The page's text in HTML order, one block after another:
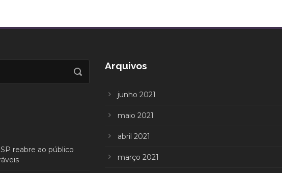
reabre ao público
Arquivos
junho 2021
maio 2021
abril 2021
março 2021